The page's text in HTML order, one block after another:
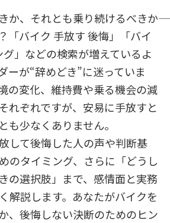
か、それとも乗り続けるべきか――
「バイク 手放す 後悔」「バイ
」などの検索が増えているよ
ーが“辞めどき”に迷っていま
の変化、維持費や乗る機会の減
れぞれですが、安易に手放すと
も少なくありません。
して後悔した人の声や判断基
のタイミング、さらに「どうし
の選択肢」まで、感情面と実務
解説します。あなたがバイクを
、後悔しない決断のためのヒン